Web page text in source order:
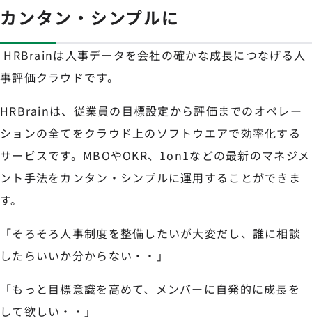
カンタン・シンプルに
HRBrainは人事データを会社の確かな成長につなげる人
事評価クラウドです。
HRBrainは、従業員の目標設定から評価までのオペレー
ションの全てをクラウド上のソフトウエアで効率化する
サービスです。MBOやOKR、1on1などの最新のマネジメ
ント手法をカンタン・シンプルに運用することができま
す。
「そろそろ人事制度を整備したいが大変だし、誰に相談
したらいいか分からない・・」
「もっと目標意識を高めて、メンバーに自発的に成長を
して欲しい・・」